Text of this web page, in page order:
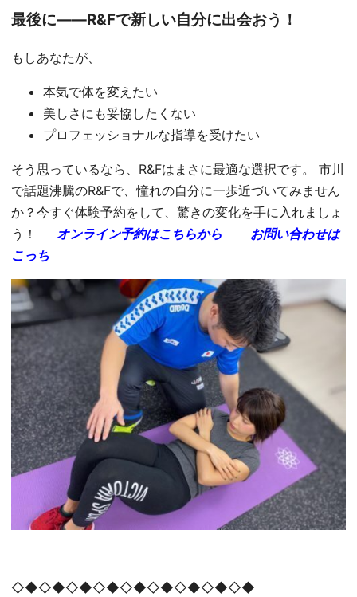
最後に——R&Fで新しい自分に出会おう！
もしあなたが、
本気で体を変えたい
美しさにも妥協したくない
プロフェッショナルな指導を受けたい
そう思っているなら、R&Fはまさに最適な選択です。 市川
で話題沸騰のR&Fで、憧れの自分に一歩近づいてみません
か？今すぐ体験予約をして、驚きの変化を手に入れましょ
う！ オンライン予約はこちらから
お問い合わせは
こっち
◇◆◇◆◇◆◇◆◇◆◇◆◇◆◇◆◇◆